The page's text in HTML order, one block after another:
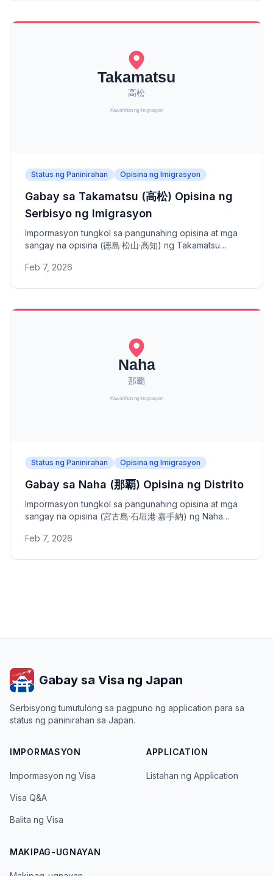
Status ng Paninirahan Opisina ng Imigrasyon
Gabay sa Takamatsu (高松) Opisina ng
Serbisyo ng Imigrasyon
Impormasyon tungkol sa pangunahing opisina at mga
sangay na opisina (徳島·松山·高知) ng Takamatsu
ng telepono, at saklaw na lugar.
Feb 7, 2026
Status ng Paninirahan Opisina ng Imigrasyon
Gabay sa Naha (那覇) Opisina ng Distrito
Impormasyon tungkol sa pangunahing opisina at mga
sangay na opisina (宮古島·石垣港·嘉手納) ng Naha
saklaw na lugar. Opisina ng Distrito sa ilalim ng Fukuoka
Feb 7, 2026
Gabay sa Visa ng Japan
Serbisyong tumutulong sa pagpuno ng application para sa
status ng paninirahan sa Japan.
IMPORMASYON
Impormasyon ng Visa
Visa Q&A
Balita ng Visa
APPLICATION
Listahan ng Application
MAKIPAG-UGNAYAN